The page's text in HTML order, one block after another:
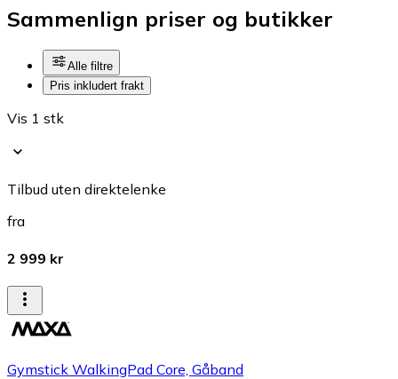
Sammenlign priser og butikker
Alle filtre
Pris inkludert frakt
Vis 1 stk
Tilbud uten direktelenke
fra
2 999 kr
Gymstick WalkingPad Core, Gåband